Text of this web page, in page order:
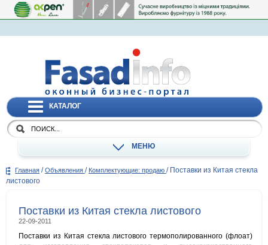
КАТАЛОГ
МЕНЮ
Главная / Объявления / Комплектующие: продаю / Поставки из Китая стекла
листового
Поставки из Китая стекла листового
22-09-2011
Поставки из Китая стекла листового термополированного (флоат)